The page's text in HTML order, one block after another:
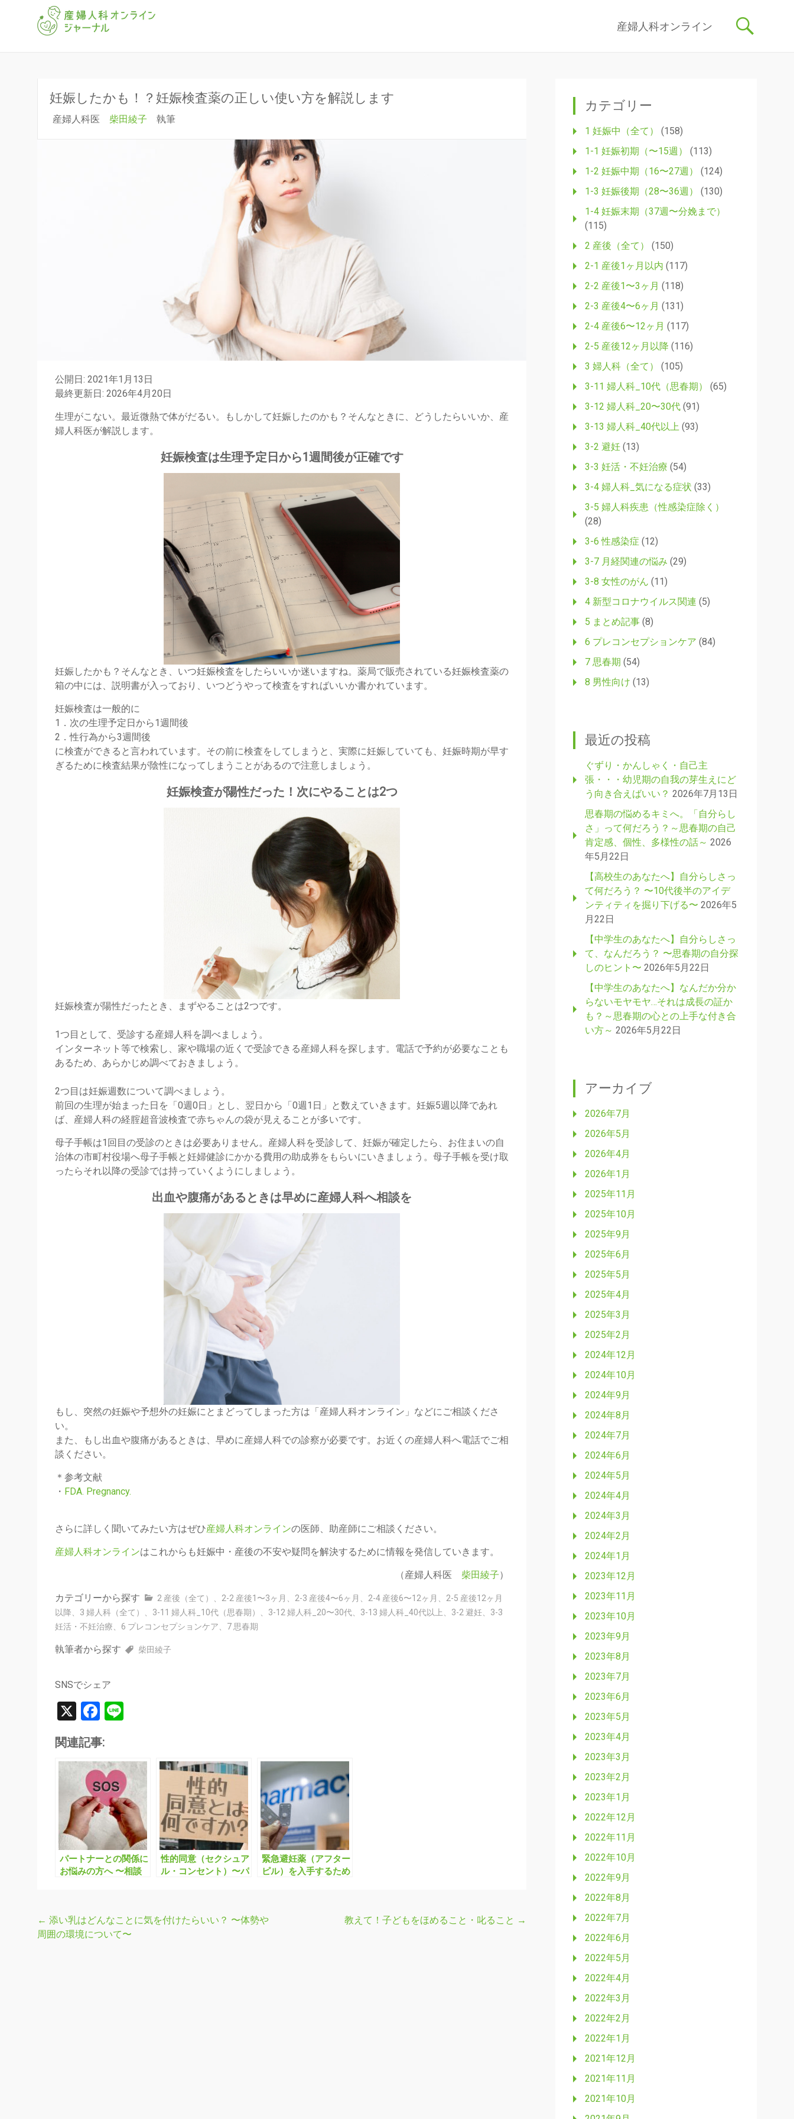
ン
ス
ッ
プ
産婦人科オンライン
妊娠したかも！？妊娠検査薬の正しい使い方を解説します
産婦人科医 柴田綾子 執筆
公開日: 2021年1月13日
最終更新日: 2026年4月20日
生理がこない。最近微熱で体がだるい。もしかして妊娠したのかも？そんなときに、どうしたらいいか、産
婦人科医が解説します。
妊娠検査は生理予定日から1週間後が正確です
妊娠したかも？そんなとき、いつ妊娠検査をしたらいいか迷いますね。薬局で販売されている妊娠検査薬の
箱の中には、説明書が入っており、いつどうやって検査をすればいいか書かれています。
妊娠検査は一般的に
1．次の生理予定日から1週間後
2．性行為から3週間後
に検査ができると言われています。その前に検査をしてしまうと、実際に妊娠していても、妊娠時期が早す
ぎるために検査結果が陰性になってしまうことがあるので注意しましょう。
妊娠検査が陽性だった！次にやることは2つ
妊娠検査が陽性だったとき、まずやることは2つです。
1つ目として、受診する産婦人科を調べましょう。
インターネット等で検索し、家や職場の近くで受診できる産婦人科を探します。電話で予約が必要なことも
あるため、あらかじめ調べておきましょう。
2つ目は妊娠週数について調べましょう。
前回の生理が始まった日を「0週0日」とし、翌日から「0週1日」と数えていきます。妊娠5週以降であれ
ば、産婦人科の経腟超音波検査で赤ちゃんの袋が見えることが多いです。
母子手帳は1回目の受診のときは必要ありません。産婦人科を受診して、妊娠が確定したら、お住まいの自
治体の市町村役場へ母子手帳と妊婦健診にかかる費用の助成券をもらいにいきましょう。母子手帳を受け取
ったらそれ以降の受診では持っていくようにしましょう。
出血や腹痛があるときは早めに産婦人科へ相談を
もし、突然の妊娠や予想外の妊娠にとまどってしまった方は「産婦人科オンライン」などにご相談くださ
い。
また、もし出血や腹痛があるときは、早めに産婦人科での診察が必要です。お近くの産婦人科へ電話でご相
談ください。
＊参考文献
・ FDA. Pregnancy.
さらに詳しく聞いてみたい方はぜひ産婦人科オンラインの医師、助産師にご相談ください。
産婦人科オンラインはこれからも妊娠中・産後の不安や疑問を解決するために情報を発信していきます。
（産婦人科医 柴田綾子）
カテゴリーから探す 2 産後（全て） 2-2 産後1〜3ヶ月 2-3 産後4〜6ヶ月 2-4 産後6〜12ヶ月
2-5 産後12ヶ月
以降
3 婦人科（全て） 3-11 婦人科_10代（思春期） 3-12 婦人科_20〜30代 3-13 婦人科_40代以上 3-2 避妊
3-3
妊活・不妊治療
6 プレコンセプションケア 7 思春期
執筆者から探す 柴田綾子
SNSでシェア
X Facebook
関連記事:
パートナーとの関係に
お悩みの方へ 〜相談
性的同意（セクシュア
ル・コンセント）〜パ
緊急避妊薬（アフター
ピル）を入手するため
投
稿
← 添い乳はどんなことに気を付けたらいい？ 〜体勢や
周囲の環境について〜
教えて！子どもをほめること・叱ること →
カテゴリー
1 妊娠中（全て）
(158)
1-1 妊娠初期（〜15週）
(113)
1-2 妊娠中期（16〜27週）
(124)
1-3 妊娠後期（28〜36週）
(130)
1-4 妊娠末期（37週〜分娩まで）
(115)
2 産後（全て）
(150)
2-1 産後1ヶ月以内 (117)
2-2 産後1〜3ヶ月 (118)
2-3 産後4〜6ヶ月 (131)
2-4 産後6〜12ヶ月 (117)
2-5 産後12ヶ月以降 (116)
3 婦人科（全て）
(105)
3-11 婦人科_10代（思春期）
(65)
3-12 婦人科_20〜30代(91)
3-13 婦人科_40代以上 (93)
3-2 避妊(13)
3-3 妊活・不妊治療 (54)
3-4 婦人科_気になる症状 (33)
3-5 婦人科疾患（性感染症除く）
(28)
3-6 性感染症 (12)
3-7 月経関連の悩み (29)
3-8 女性のがん (11)
4 新型コロナウイルス関連 (5)
5 まとめ記事(8)
6 プレコンセプションケア (84)
7 思春期 (54)
8 男性向け (13)
最近の投稿
ぐずり・かんしゃく・自己主
張・・・幼児期の自我の芽生えにど
う向き合えばいい？ 2026年7月13日
思春期の悩めるキミへ。「自分らし
さ」って何だろう？～思春期の自己
肯定感、個性、多様性の話～ 2026
年5月22日
【高校生のあなたへ】自分らしさっ
て何だろう？ 〜10代後半のアイデ
ンティティを掘り下げる〜 2026年5
月22日
【中学生のあなたへ】自分らしさっ
て、なんだろう？ 〜思春期の自分探
しのヒント〜 2026年5月22日
【中学生のあなたへ】なんだか分か
らないモヤモヤ…それは成長の証か
も？～思春期の心との上手な付き合
い方～ 2026年5月22日
アーカイブ
2026年7月
2026年5月
2026年4月
2026年1月
2025年11月
2025年10月
2025年9月
2025年6月
2025年5月
2025年4月
2025年3月
2025年2月
2024年12月
2024年10月
2024年9月
2024年8月
2024年7月
2024年6月
2024年5月
2024年4月
2024年3月
2024年2月
2024年1月
2023年12月
2023年11月
2023年10月
2023年9月
2023年8月
2023年7月
2023年6月
2023年5月
2023年4月
2023年3月
2023年2月
2023年1月
2022年12月
2022年11月
2022年10月
2022年9月
2022年8月
2022年7月
2022年6月
2022年5月
2022年4月
2022年3月
2022年2月
2022年1月
2021年12月
2021年11月
2021年10月